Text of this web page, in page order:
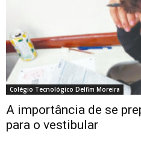
Colégio Tecnológico Delfim Moreira
A importância de se
para o vestibular